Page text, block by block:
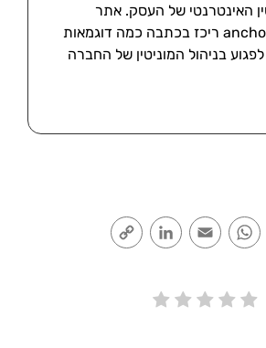
האינטרנטי של העסק. אתר
האינטרנט anchorwave ריכז בכתבה כמה דוגמאות
בניהול המוניטין של החברה
Facebook
WhatsApp
Email
LinkedIn